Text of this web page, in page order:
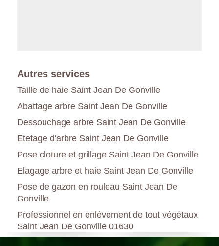
Autres services
Taille de haie Saint Jean De Gonville
Abattage arbre Saint Jean De Gonville
Dessouchage arbre Saint Jean De Gonville
Etetage d'arbre Saint Jean De Gonville
Pose cloture et grillage Saint Jean De Gonville
Elagage arbre et haie Saint Jean De Gonville
Pose de gazon en rouleau Saint Jean De
Gonville
Professionnel en enlèvement de tout végétaux
Saint Jean De Gonville 01630